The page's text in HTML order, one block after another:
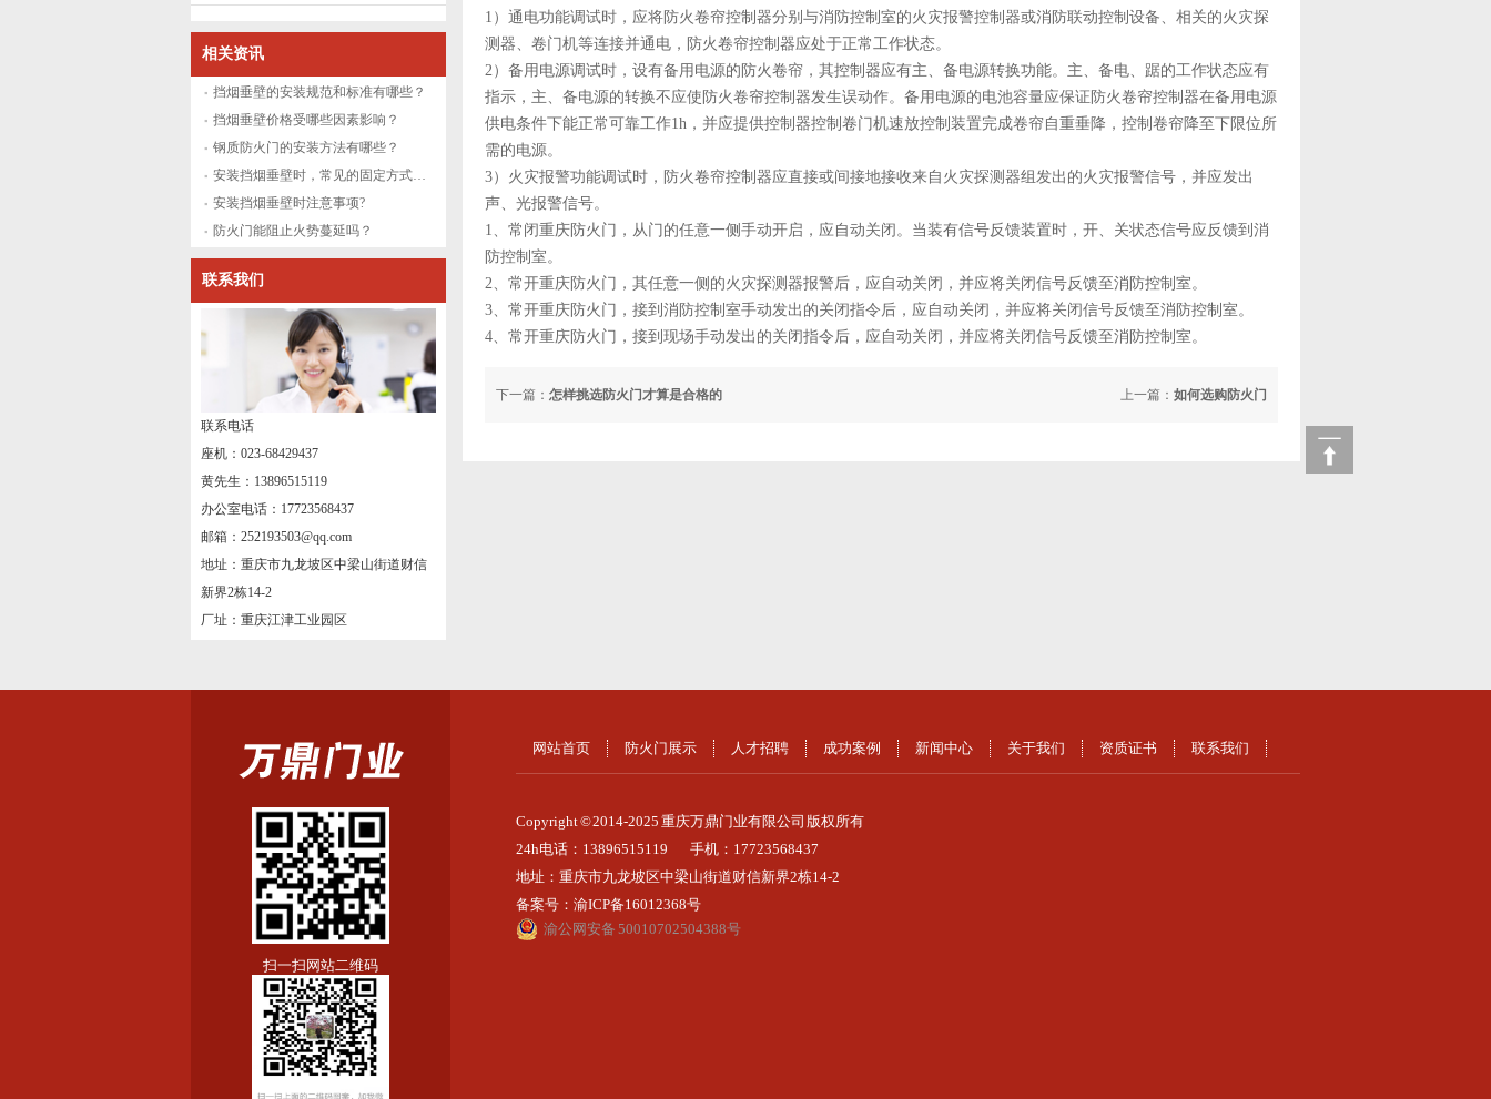
相关资讯
挡烟垂壁的安装规范和标准有哪些？
挡烟垂壁价格受哪些因素影响？
钢质防火门的安装方法有哪些？
安装挡烟垂壁时，常见的固定方式有哪些？
安装挡烟垂壁时注意事项?
防火门能阻止火势蔓延吗？
联系我们
联系电话
座机：023-68429437
黄先生：13896515119
办公室电话：17723568437
邮箱：252193503@qq.com
地址：重庆市九龙坡区中梁山街道财信
新界2栋14-2
厂址：重庆江津工业园区
1）通电功能调试时，应将防火卷帘控制器分别与消防控制室的火灾报警控制器或消防联动控制设备、相关的火灾探
测器、卷门机等连接并通电，防火卷帘控制器应处于正常工作状态。
2）备用电源调试时，设有备用电源的防火卷帘，其控制器应有主、备电源转换功能。主、备电、踞的工作状态应有
指示，主、备电源的转换不应使防火卷帘控制器发生误动作。备用电源的电池容量应保证防火卷帘控制器在备用电源
供电条件下能正常可靠工作1h，并应提供控制器控制卷门机速放控制装置完成卷帘自重垂降，控制卷帘降至下限位所
需的电源。
3）火灾报警功能调试时，防火卷帘控制器应直接或间接地接收来自火灾探测器组发出的火灾报警信号，并应发出
声、光报警信号。
1、常闭重庆防火门，从门的任意一侧手动开启，应自动关闭。当装有信号反馈装置时，开、关状态信号应反馈到消
防控制室。
2、常开重庆防火门，其任意一侧的火灾探测器报警后，应自动关闭，并应将关闭信号反馈至消防控制室。
3、常开重庆防火门，接到消防控制室手动发出的关闭指令后，应自动关闭，并应将关闭信号反馈至消防控制室。
4、常开重庆防火门，接到现场手动发出的关闭指令后，应自动关闭，并应将关闭信号反馈至消防控制室。
上一篇： 如何选购防火门
下一篇： 怎样挑选防火门才算是合格的
扫一扫网站二维码
网站首页 防火门展示 人才招聘 成功案例 新闻中心 关于我们 资质证书 联系我们
Copyright © 2014-2025 重庆万鼎门业有限公司 版权所有
24h电话：13896515119
手机：17723568437
地址：重庆市九龙坡区中梁山街道财信新界2栋14-2
备案号： 渝ICP备16012368号
渝公网安备 50010702504388号